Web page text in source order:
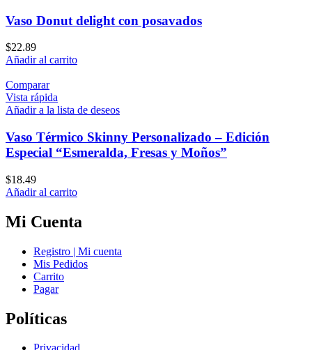
Vaso Donut delight con posavados
$22.89
Añadir al carrito
Comparar
Vista rápida
Añadir a la lista de deseos
Vaso Térmico Skinny Personalizado – Edición
Especial “Esmeralda, Fresas y Moños”
$18.49
Añadir al carrito
Mi Cuenta
Registro | Mi cuenta
Mis Pedidos
Carrito
Pagar
Políticas